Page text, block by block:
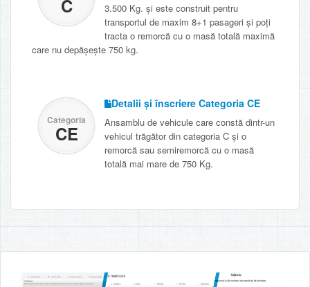
C
3.500 Kg. și este construit pentru
transportul de maxim 8+1 pasageri și poți
tracta o remorcă cu o masă totală maximă
care nu depășește 750 kg.
Categoria
CE
Detalii și înscriere Categoria CE
Ansamblu de vehicule care constă dintr-un
vehicul trăgător din categoria C și o
remorcă sau semiremorcă cu o masă
totală mai mare de 750 Kg.